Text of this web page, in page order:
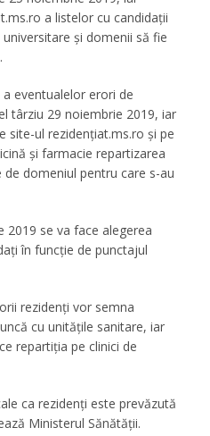
a listelor cu candidaţii
şi domenii să fie
eventualelor erori de
târziu 29 noiembrie 2019, iar
site-ul rezidenţiat.ms.ro şi pe
şi farmacie repartizarea
domeniul pentru care s-au
2019 se va face alegerea
în funcţie de punctajul
rezidenţi vor semna
cu unităţile sanitare, iar
repartiţia pe clinici de
ca rezidenţi este prevăzută
Ministerul Sănătăţii.